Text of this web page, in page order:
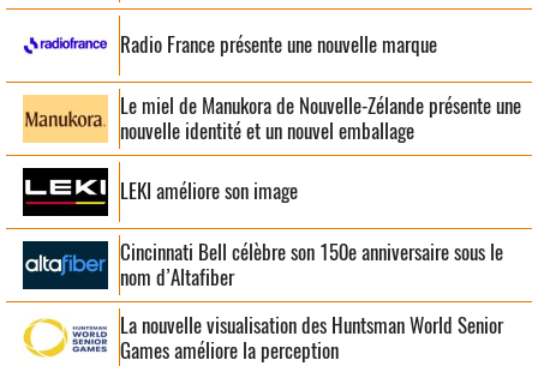
Radio France présente une nouvelle marque
Le miel de Manukora de Nouvelle-Zélande présente une
nouvelle identité et un nouvel emballage
LEKI améliore son image
Cincinnati Bell célèbre son 150e anniversaire sous le
nom d’Altafiber
La nouvelle visualisation des Huntsman World Senior
Games améliore la perception